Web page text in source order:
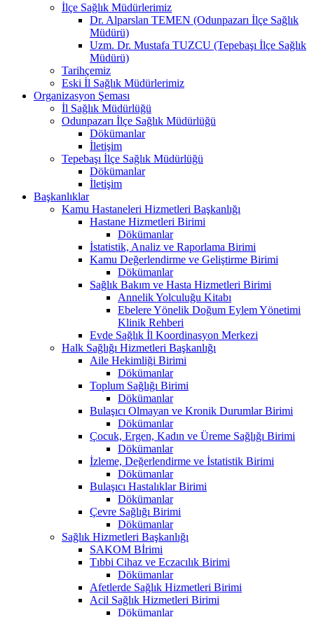
İlçe Sağlık Müdürlerimiz
Dr. Alparslan TEMEN (Odunpazarı İlçe Sağlık
Müdürü)
Uzm. Dr. Mustafa TUZCU (Tepebaşı İlçe Sağlık
Müdürü)
Tarihçemiz
Eski İl Sağlık Müdürlerimiz
Organizasyon Şeması
İl Sağlık Müdürlüğü
Odunpazarı İlçe Sağlık Müdürlüğü
Dökümanlar
İletişim
Tepebaşı İlçe Sağlık Müdürlüğü
Dökümanlar
İletişim
Başkanlıklar
Kamu Hastaneleri Hizmetleri Başkanlığı
Hastane Hizmetleri Birimi
Dökümanlar
İstatistik, Analiz ve Raporlama Birimi
Kamu Değerlendirme ve Geliştirme Birimi
Dökümanlar
Sağlık Bakım ve Hasta Hizmetleri Birimi
Annelik Yolculuğu Kitabı
Ebelere Yönelik Doğum Eylem Yönetimi
Klinik Rehberi
Evde Sağlık İl Koordinasyon Merkezi
Halk Sağlığı Hizmetleri Başkanlığı
Aile Hekimliği Birimi
Dökümanlar
Toplum Sağlığı Birimi
Dökümanlar
Bulaşıcı Olmayan ve Kronik Durumlar Birimi
Dökümanlar
Çocuk, Ergen, Kadın ve Üreme Sağlığı Birimi
Dökümanlar
İzleme, Değerlendirme ve İstatistik Birimi
Dökümanlar
Bulaşıcı Hastalıklar Birimi
Dökümanlar
Çevre Sağlığı Birimi
Dökümanlar
Sağlık Hizmetleri Başkanlığı
SAKOM Bİrimi
Tıbbi Cihaz ve Eczacılık Birimi
Dökümanlar
Afetlerde Sağlık Hizmetleri Birimi
Acil Sağlık Hizmetleri Birimi
Dökümanlar